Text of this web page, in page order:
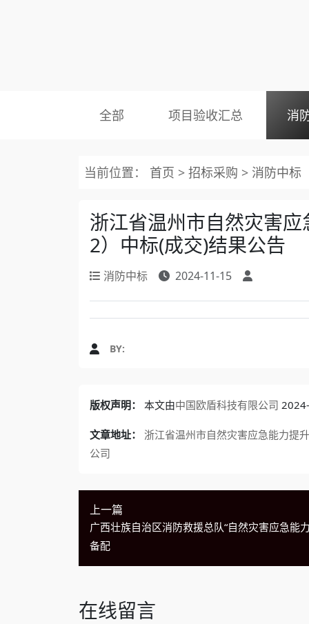
全部 项目验收汇总 消
当前位置： 首页 > 招标采购 > 消防中标
浙江省温州市自然灾害
2）中标(成交)结果公告
消防中标 2024-11-15
BY:
版权声明： 本文由中国欧盾科技有限公司
文章地址：
浙江省温州市自然灾害应急能力提
公司
上一篇
广西壮族自治区消防救援总队“自然灾害应急能
备配
在线留言